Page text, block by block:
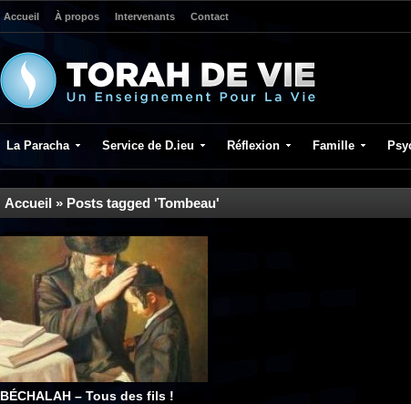
Accueil À propos Intervenants Contact
La Paracha Service de D.ieu Réflexion Famille
Accueil » Posts tagged 'Tombeau'
BÉCHALAH – Tous des fils !